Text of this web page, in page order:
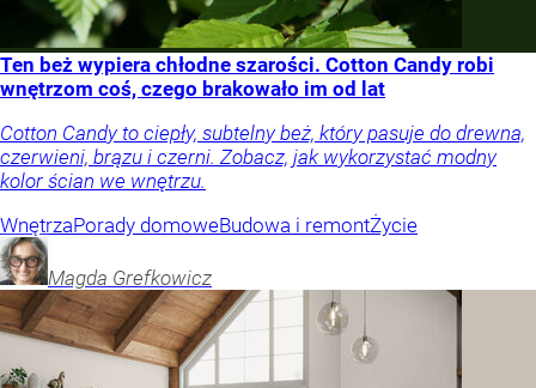
Ten beż wypiera chłodne szarości. Cotton Candy robi
wnętrzom coś, czego brakowało im od lat
Cotton Candy to ciepły, subtelny beż, który pasuje do drewna,
czerwieni, brązu i czerni. Zobacz, jak wykorzystać modny
kolor ścian we wnętrzu.
WnętrzaPorady domoweBudowa i remontŻycie
Magda Grefkowicz